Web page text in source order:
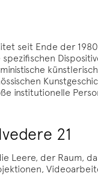
seit Ende der
institutionelle
21
Leere, der Raum,